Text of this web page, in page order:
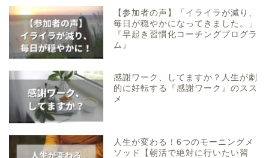
【参加者の声】「イライラが減り、
毎日が穏やかになってきました。」
『早起き習慣化コーチングプログラ
ム』
感謝ワーク、してますか？人生が劇
的に好転する『感謝ワーク』のスス
メ
人生が変わる！6つのモーニングメ
ソッド【朝活で絶対に行いたい習